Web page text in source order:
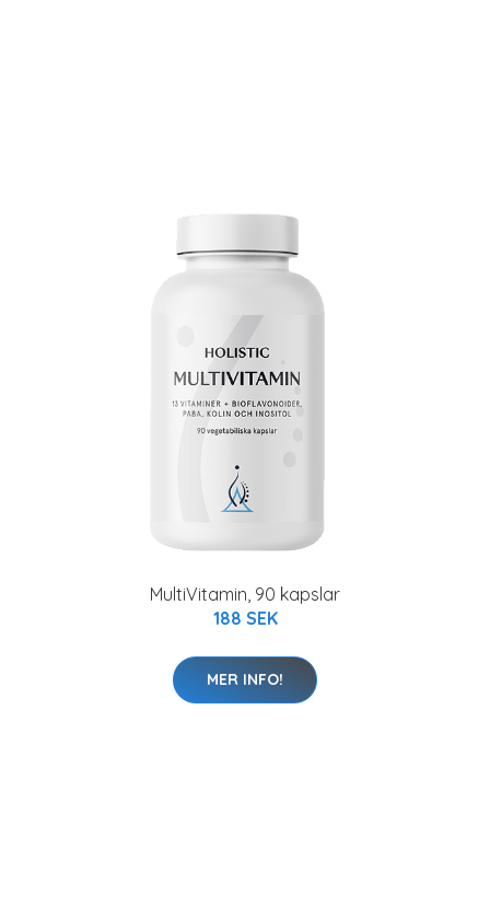
MultiVitamin, 90 kapslar
188 SEK
MER INFO!